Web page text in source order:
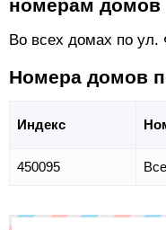
номерам домов
Во всех домах по ул.
Номера домов
Индекс
450095